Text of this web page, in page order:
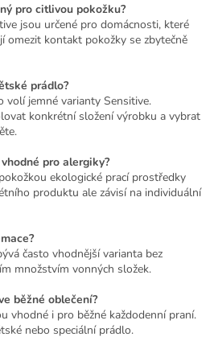
pro citlivou pokožku?
jsou určené pro domácnosti, které
omezit kontakt pokožky se zbytečně
prádlo?
volí jemné varianty Sensitive.
konkrétní složení výrobku a vybrat
pro alergiky?
ekologické prací prostředky
produktu ale závisí na individuální
často vhodnější varianta bez
množstvím vonných složek.
běžné oblečení?
vhodné i pro běžné každodenní praní.
nebo speciální prádlo.